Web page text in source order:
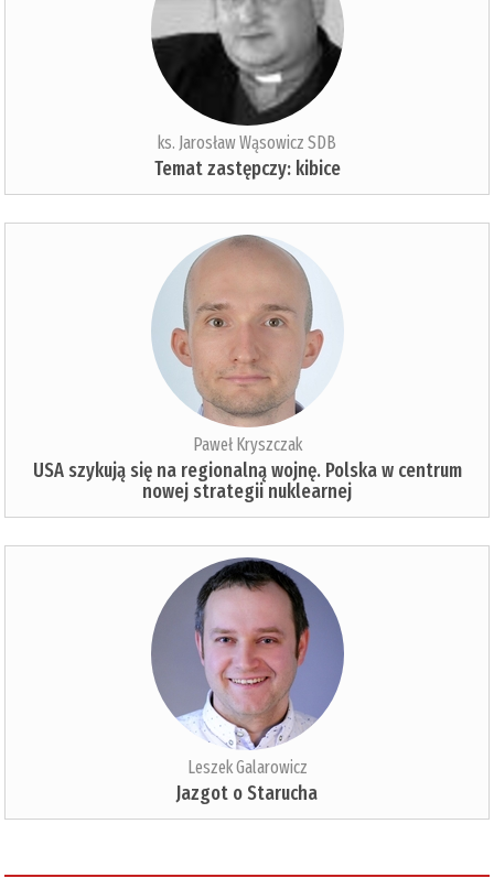
ks. Jarosław Wąsowicz SDB
Temat zastępczy: kibice
Paweł Kryszczak
USA szykują się na regionalną wojnę. Polska w centrum
nowej strategii nuklearnej
Leszek Galarowicz
Jazgot o Starucha